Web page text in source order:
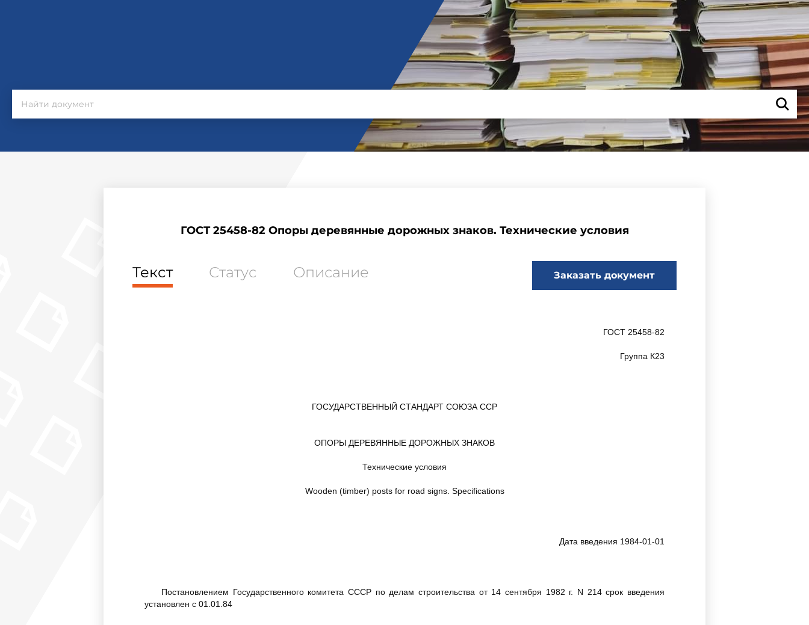
ГОСТ 25458-82 Опоры деревянные дорожных знаков. Технические условия
Текст Статус Описание Заказать документ
ГОСТ 25458-82
Группа К23
ГОСУДАРСТВЕННЫЙ СТАНДАРТ СОЮЗА ССР
ОПОРЫ ДЕРЕВЯННЫЕ ДОРОЖНЫХ ЗНАКОВ
Технические условия
Wooden (timber) posts for road signs. Specifications
Дата введения 1984-01-01
Постановлением Государственного комитета СССР по делам строительства от 14 сентября 1982 г. N 214 срок введения
установлен с 01.01.84